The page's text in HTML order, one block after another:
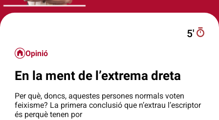
5′
Opinió
En la ment de l’extrema dreta
Per què, doncs, aquestes persones normals voten
feixisme? La primera conclusió que n’extrau l’escriptor
és perquè tenen por